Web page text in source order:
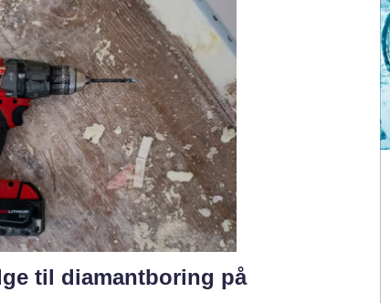
til diamantboring på